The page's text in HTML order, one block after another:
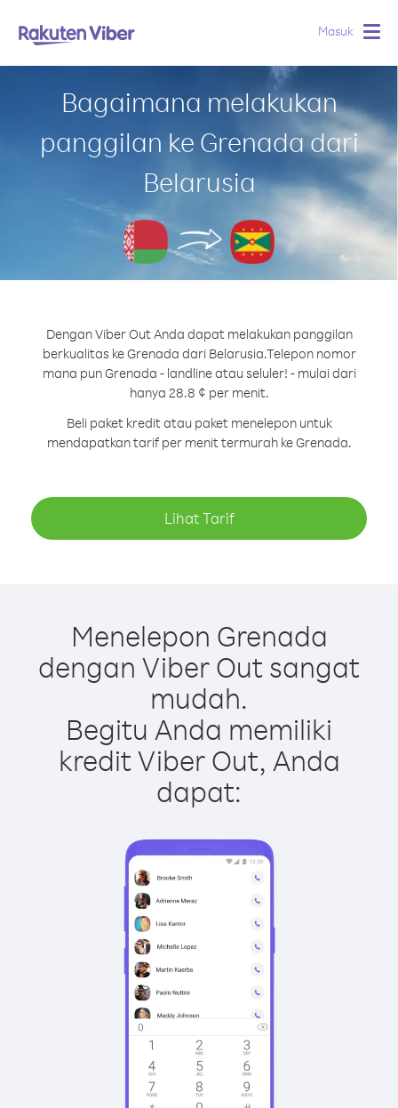
Masuk
Bagaimana melakukan
panggilan ke Grenada dari
Belarusia
Dengan Viber Out Anda dapat melakukan panggilan
berkualitas ke Grenada dari Belarusia.Telepon nomor
mana pun Grenada - landline atau seluler! - mulai dari
hanya 28.8 ¢ per menit.
Beli paket kredit atau paket menelepon untuk
mendapatkan tarif per menit termurah ke Grenada.
Lihat Tarif
Menelepon Grenada
dengan Viber Out sangat
mudah.
Begitu Anda memiliki
kredit Viber Out, Anda
dapat: